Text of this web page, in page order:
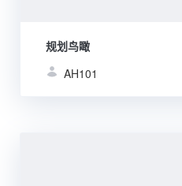
规划鸟瞰
AH101